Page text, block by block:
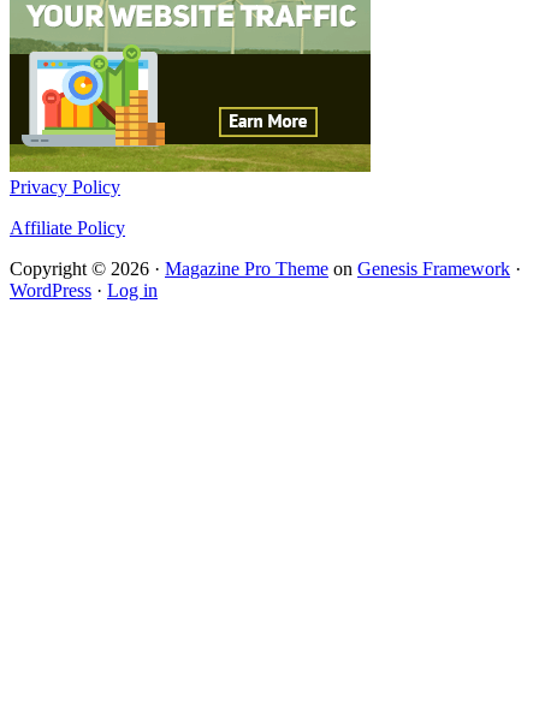
Privacy Policy
Affiliate Policy
Copyright © 2026 · Magazine Pro Theme on Genesis Framework ·
WordPress · Log in